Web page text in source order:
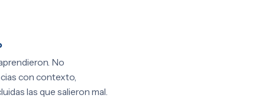
No
con contexto,
las que salieron mal.